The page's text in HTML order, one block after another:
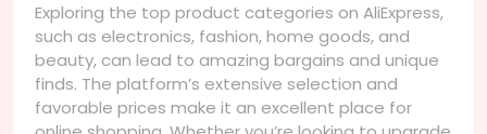
Exploring the top product categories on AliExpress,
such as electronics, fashion, home goods, and
beauty, can lead to amazing bargains and unique
finds. The platform’s extensive selection and
favorable prices make it an excellent place for